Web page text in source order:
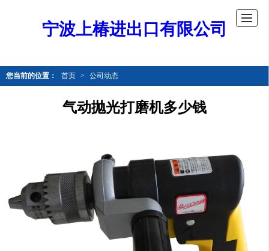
宁波上椿进出口有限公司
您当前的位置： 首页 > 公司动态
气动抛光打磨机多少钱